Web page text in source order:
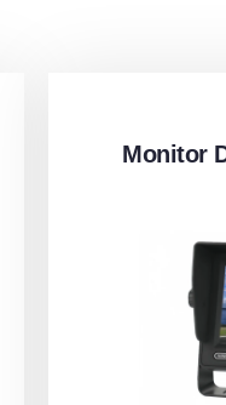
Monitor